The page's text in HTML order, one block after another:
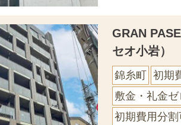
GRAN
セオ小岩）
錦糸町
初期
敷金・礼金ゼ
初期費用分割